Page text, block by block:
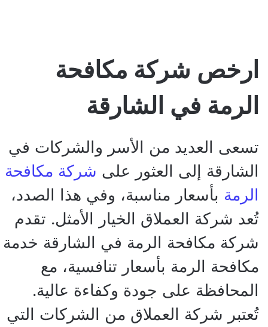
ارخص شركة مكافحة
الرمة في الشارقة
تسعى العديد من الأسر والشركات في
الشارقة إلى العثور على شركة مكافحة
الرمة بأسعار مناسبة، وفي هذا الصدد،
تُعد شركة العملاق الخيار الأمثل. تقدم
شركة مكافحة الرمة في الشارقة خدمة
مكافحة الرمة بأسعار تنافسية، مع
المحافظة على جودة وكفاءة عالية.
تُعتبر شركة العملاق من الشركات التي